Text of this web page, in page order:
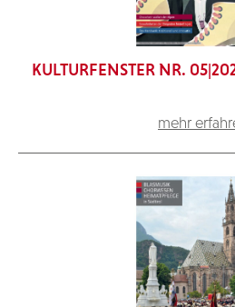
KULTURFENSTER NR.
mehr